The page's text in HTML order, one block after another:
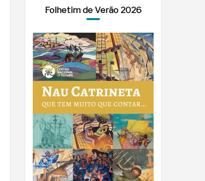
Folhetim de Verão 2026